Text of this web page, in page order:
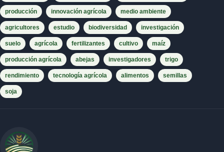
producción innovación agrícola medio ambiente
agricultores estudio biodiversidad investigación
suelo agrícola fertilizantes cultivo maíz
producción agrícola abejas investigadores trigo
rendimiento tecnología agrícola alimentos semillas
soja